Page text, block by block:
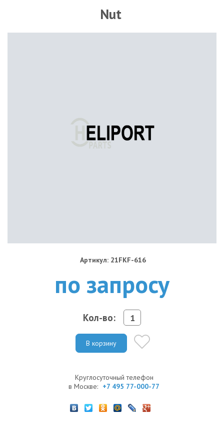
Nut
Артикул: 21FKF-616
по запросу
Кол-во:
В корзину
Круглосуточный телефон
в Москве: +7 495 77-000-77